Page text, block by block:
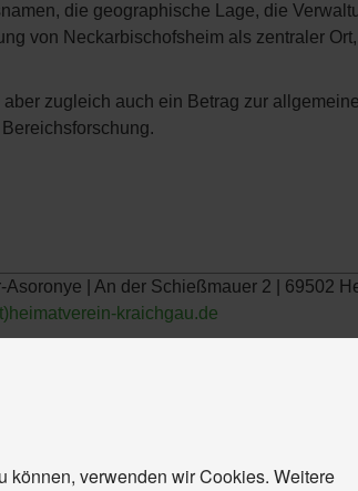
die geographische Lage, die
von Neckarbischofsheim als zentraler
zugleich auch ein Betrag zur
| An der Schießmauer 2 | 69502
kraichgau.de
können, verwenden wir Cookies. Weitere